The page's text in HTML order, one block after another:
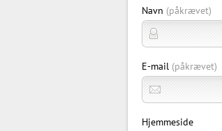
Navn (påkrævet)
E-mail (påkrævet)
Hjemmeside